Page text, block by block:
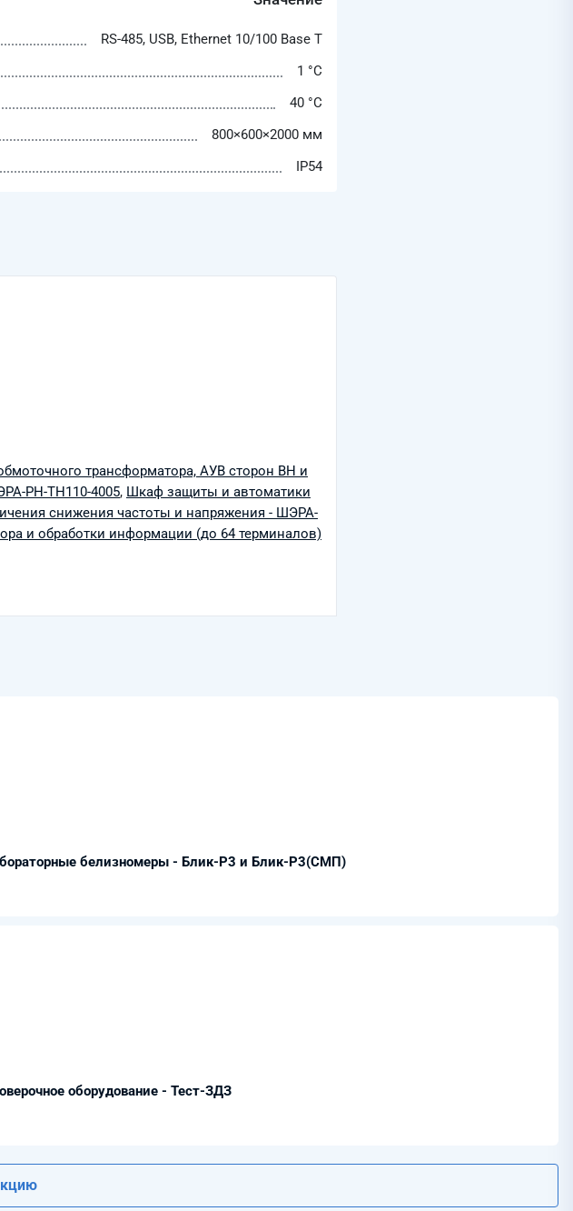
RS-485, USB, Ethernet 10/100 Base T
1 °C
40 °C
800×600×2000 мм
IP54
трансформатора, АУВ сторон ВН и
РН-ТН110-4005, Шкаф защиты и автоматики
снижения частоты и напряжения - ШЭРА-
и обработки информации (до 64 терминалов)
белизномеры - Блик-Р3 и Блик-Р3(СМП)
оборудование - Тест-ЗДЗ